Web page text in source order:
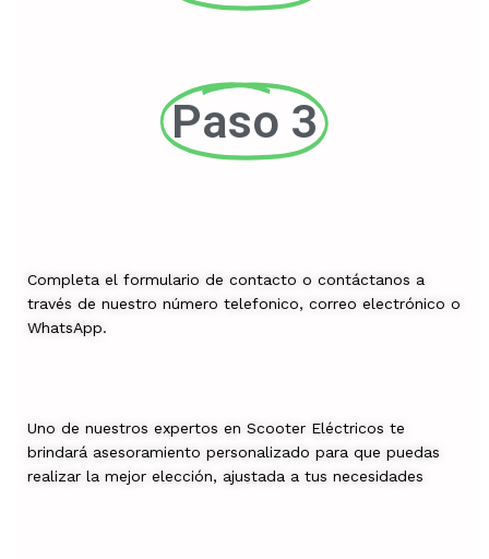
Paso 3
Completa el formulario de contacto o contáctanos a
través de nuestro número telefonico, correo electrónico o
WhatsApp.
Uno de nuestros expertos en Scooter Eléctricos te
brindará asesoramiento personalizado para que puedas
realizar la mejor elección, ajustada a tus necesidades